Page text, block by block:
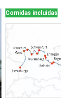
Comidas incluidas